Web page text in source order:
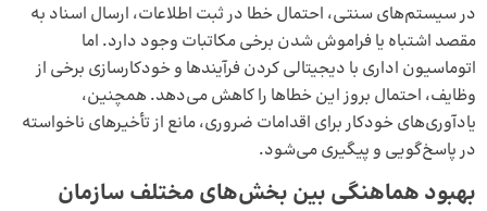
در سیستم‌های سنتی، احتمال خطا در ثبت اطلاعات، ارسال اسناد به
مقصد اشتباه یا فراموش شدن برخی مکاتبات وجود دارد. اما
اتوماسیون اداری با دیجیتالی کردن فرآیندها و خودکارسازی برخی از
وظایف، احتمال بروز این خطاها را کاهش می‌دهد. همچنین،
یادآوری‌های خودکار برای اقدامات ضروری، مانع از تأخیرهای ناخواسته
در پاسخ‌گویی و پیگیری می‌شود.
بهبود هماهنگی بین بخش‌های مختلف سازمان